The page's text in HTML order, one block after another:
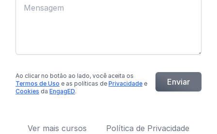
Ao clicar no botão ao lado, você aceita os
Termos de Uso e as políticas de Privacidade e
Cookies da EngagED.
Enviar
Ver mais cursos
Política de Privacidade